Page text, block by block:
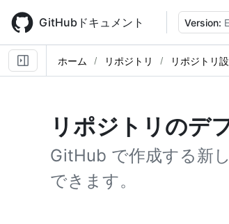
main
content
GitHubドキュメント Version:
ホーム リポジトリ リポジトリ
リポジトリのデ
GitHub で作成する新
できます。